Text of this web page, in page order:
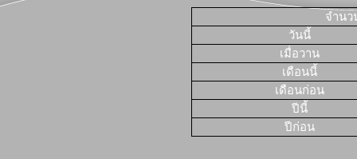
จำนว
วันนี้
เมื่อวาน
เดือนนี้
เดือนก่อน
ปีนี้
ปีก่อน